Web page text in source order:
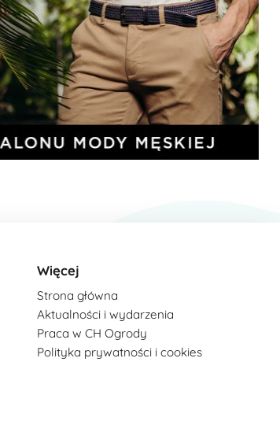
Więcej
Strona główna
Aktualności i wydarzenia
Praca w CH Ogrody
Polityka prywatności i cookies